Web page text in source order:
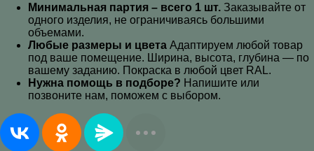
Минимальная партия – всего 1 шт. Заказывайте от
одного изделия, не ограничиваясь большими
объемами.
Любые размеры и цвета Адаптируем любой товар
под ваше помещение. Ширина, высота, глубина — по
вашему заданию. Покраска в любой цвет RAL.
Нужна помощь в подборе? Напишите или
позвоните нам, поможем с выбором.